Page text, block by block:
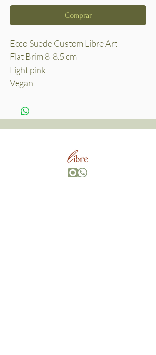
Comprar
Ecco Suede Custom Libre Art
Flat Brim 8-8.5 cm
Light pink
Vegan